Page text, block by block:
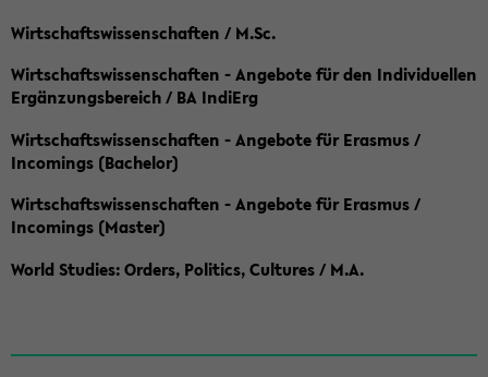
Wirtschaftswissenschaften / M.Sc.
Wirtschaftswissenschaften - Angebote für den Individuellen
Ergänzungsbereich / BA IndiErg
Wirtschaftswissenschaften - Angebote für Erasmus /
Incomings (Bachelor)
Wirtschaftswissenschaften - Angebote für Erasmus /
Incomings (Master)
World Studies: Orders, Politics, Cultures / M.A.